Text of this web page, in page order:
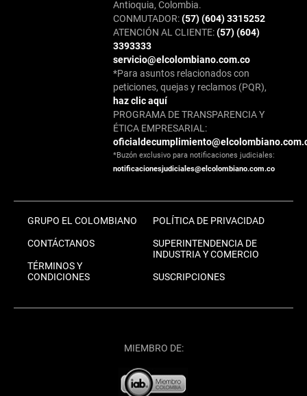
Antioquia, Colombia.
CONMUTADOR:(57) (604) 3315252
ATENCIÓN AL CLIENTE:(57) (604)
3393333
servicio@elcolombiano.com.co
*Para asuntos relacionados con
peticiones, quejas y reclamos (PQR),
haz clic aquí
PROGRAMA DE TRANSPARENCIA Y
ÉTICA EMPRESARIAL:
*Buzón exclusivo para notificaciones judiciales:
notificacionesjudiciales@elcolombiano.com.co
GRUPO EL COLOMBIANO
CONTÁCTANOS
TÉRMINOS Y
CONDICIONES
POLÍTICA DE PRIVACIDAD
SUPERINTENDENCIA DE
INDUSTRIA Y COMERCIO
SUSCRIPCIONES
MIEMBRO DE: